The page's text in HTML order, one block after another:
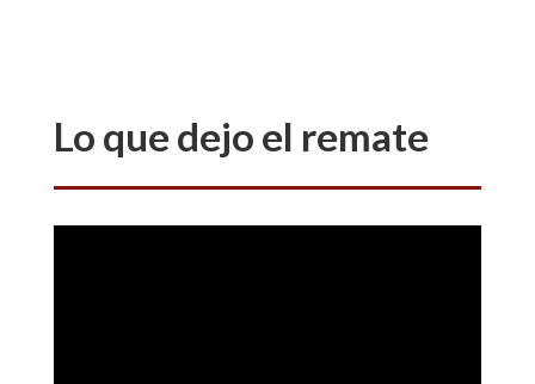
Lo que dejo el remate